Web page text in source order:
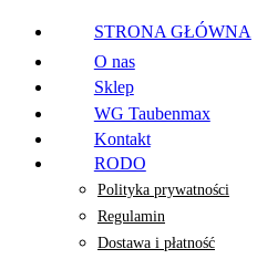
STRONA GŁÓWNA
O nas
Sklep
WG Taubenmax
Kontakt
RODO
Polityka prywatności
Regulamin
Dostawa i płatność